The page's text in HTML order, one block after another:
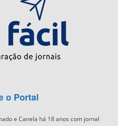
o Portal
e Canela há 18 anos com jornal